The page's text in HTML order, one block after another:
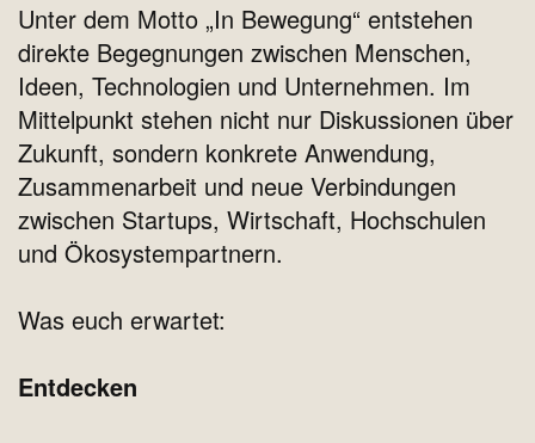
Unter dem Motto „In Bewegung“ entstehen
direkte Begegnungen zwischen Menschen,
Ideen, Technologien und Unternehmen. Im
Mittelpunkt stehen nicht nur Diskussionen über
Zukunft, sondern konkrete Anwendung,
Zusammenarbeit und neue Verbindungen
zwischen Startups, Wirtschaft, Hochschulen
und Ökosystempartnern.
Was euch erwartet:
Entdecken